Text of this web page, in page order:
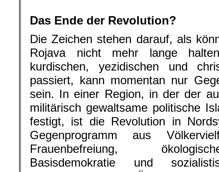
Das Ende der Revolution?
Die Zeichen stehen darauf, als
Rojava nicht mehr lange
kurdischen, yezidischen und
passiert, kann momentan nur
sein. In einer Region, in der der
militärisch gewaltsame politische
festigt, ist die Revolution in
Gegenprogramm aus
Frauenbefreiung,
Basisdemokratie und